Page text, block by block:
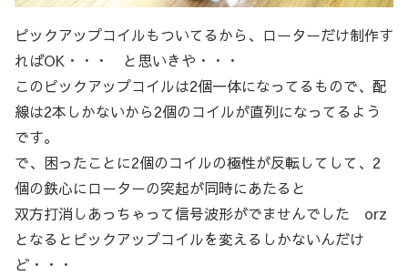
ピックアップコイルもついてるから、ローターだけ制作す
ればOK・・・ と思いきや・・・
このピックアップコイルは2個一体になってるもので、配
線は2本しかないから2個のコイルが直列になってるよう
です。
で、困ったことに2個のコイルの極性が反転してして、2
個の鉄心にローターの突起が同時にあたると
双方打消しあっちゃって信号波形がでませんでした orz
となるとピックアップコイルを変えるしかないんだけ
ど・・・